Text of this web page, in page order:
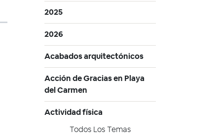
2025
2026
Acabados arquitectónicos
Acción de Gracias en Playa
del Carmen
Actividad física
Todos Los Temas